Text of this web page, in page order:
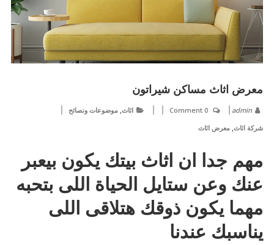
معرض اثاث مساكن شيراتون
admin
0 Comment اثاث, موضوعات ونصائح
شركة اثاث, معرض اثاث
مهم جدا ان اثاث بيتك يكون بيعبر
عنك وعن ستايل الحياة اللى بتحبه
مهما يكون ذوقك هتلاقى اللى
يناسبك عندنا